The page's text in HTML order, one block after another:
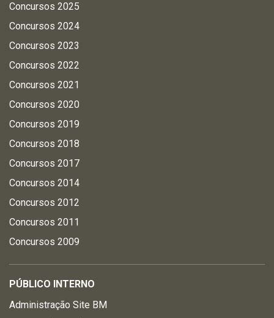
Concursos 2025
Concursos 2024
Concursos 2023
Concursos 2022
Concursos 2021
Concursos 2020
Concursos 2019
Concursos 2018
Concursos 2017
Concursos 2014
Concursos 2012
Concursos 2011
Concursos 2009
PÚBLICO INTERNO
Administração Site BM